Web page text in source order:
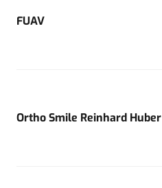
FUAV
Ortho Smile Reinhard Huber